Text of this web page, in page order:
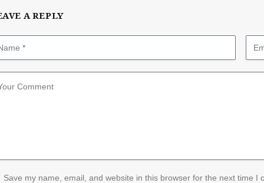
A REPLY
Save my name, email, and website in this browser for the next time I